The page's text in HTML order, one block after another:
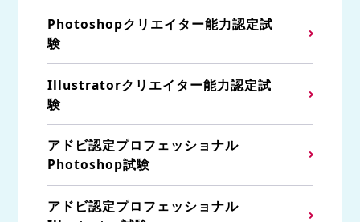
Photoshopクリエイター能力認定試
験
Illustratorクリエイター能力認定試
験
アドビ認定プロフェッショナル
Photoshop試験
アドビ認定プロフェッショナル